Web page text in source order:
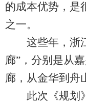
的成本优势，是
之一。
这些年，浙江
廊”，分别是从
廊，从金华到舟
此次《规划》